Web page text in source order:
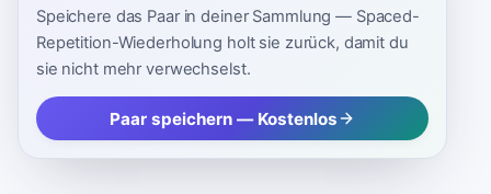
Speichere das Paar in deiner Sammlung — Spaced-
Repetition-Wiederholung holt sie zurück, damit du
sie nicht mehr verwechselst.
Paar speichern — Kostenlos